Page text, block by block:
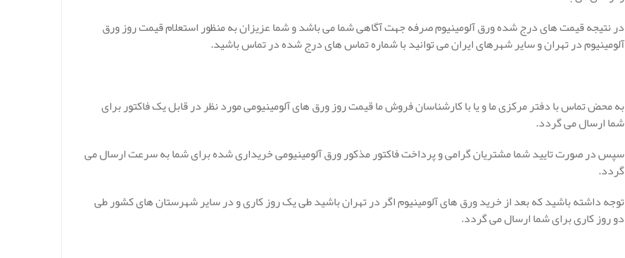
در نتیجه قیمت های درج شده ورق آلومینیوم صرفه جهت آگاهی شما می باشد و شما عزیزان به منظور استعلام قیمت روز ورق
آلومینیوم در تهران و سایر شهرهای ایران می توانید با شماره تماس های درج شده در تماس باشید.
به محض تماس با دفتر مرکزی ما و یا با کارشناسان فروش ما قیمت روز ورق های آلومینیومی مورد نظر در قابل یک فاکتور برای
شما ارسال می گردد.
سپس در صورت تایید شما مشتریان گرامی و پرداخت فاکتور مذکور ورق آلومینیومی خریداری شده برای شما به سرعت ارسال می
گردد.
توجه داشته باشید که بعد از خرید ورق های آلومینیوم اگر در تهران باشید طی یک روز کاری و در سایر شهرستان های کشور طی
دو روز کاری برای شما ارسال می گردد.